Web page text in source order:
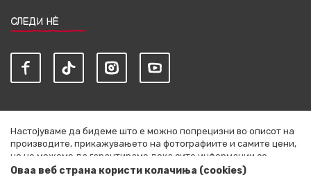
СЛЕДИ НЀ
Настојуваме да бидеме што е можно попрецизни во описот на
производите, прикажувањето на фотографиите и самите цени,
но не можеме да гарантираме дека сите информации се
комплетни и без грешки. Сите артикли прикажани на сајтот се
Оваа веб страна користи колачиња (cookies)